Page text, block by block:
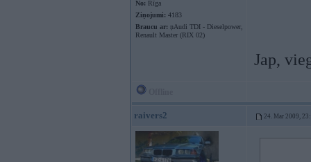
No: Rīga
Ziņojumi: 4183
Braucu ar: ņAudi TDI - Dieselpower,
Renault Master (RIX 02)
Jap,
raivers2 24. Mar 2009,